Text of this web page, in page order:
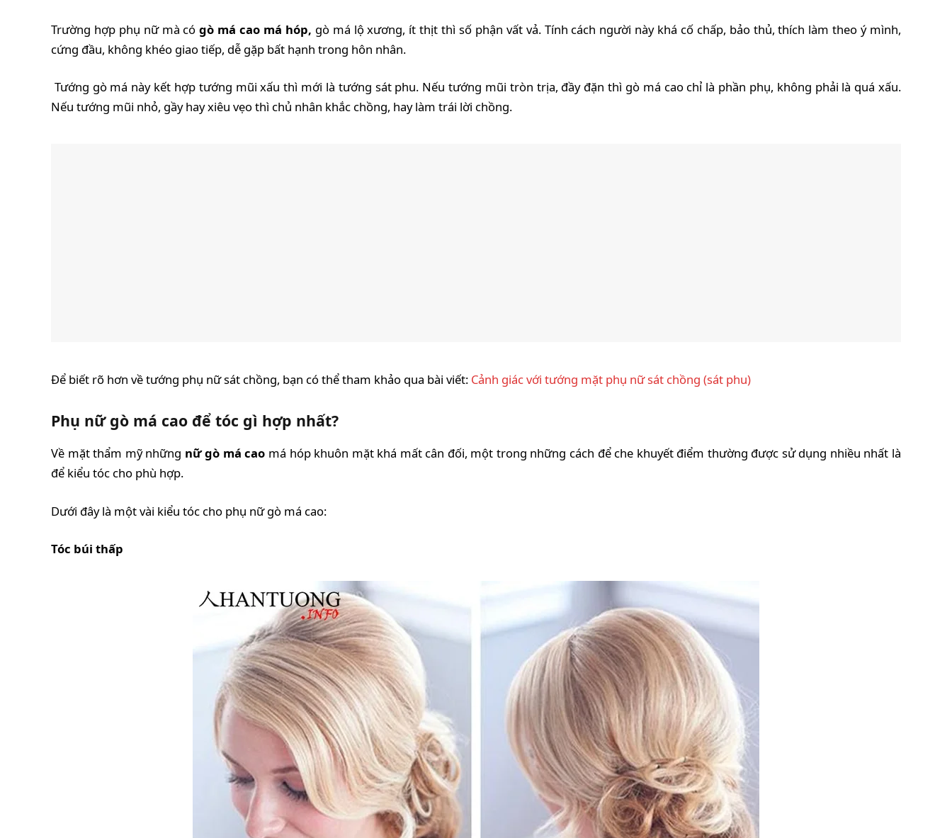
Trường hợp phụ nữ mà cógò má cao má hóp, gò má lộ xương, ít thịt thì số phận vất vả. Tính cách người này khá cố chấp, bảo thủ, thích làm theo ý mình,
cứng đầu, không khéo giao tiếp, dễ gặp bất hạnh trong hôn nhân.
Tướng gò má này kết hợp tướng mũi xấu thì mới là tướng sát phu. Nếu tướng mũi tròn trịa, đầy đặn thì gò má cao chỉ là phần phụ, không phải là quá xấu.
Nếu tướng mũi nhỏ, gầy hay xiêu vẹo thì chủ nhân khắc chồng, hay làm trái lời chồng.
Để biết rõ hơn về tướng phụ nữ sát chồng, bạn có thể tham khảo qua bài viết: Cảnh giác với tướng mặt phụ nữ sát chồng (sát phu)
Phụ nữ gò má cao để tóc gì hợp nhất?
Về mặt thẩm mỹ những nữ gò má cao má hóp khuôn mặt khá mất cân đối, một trong những cách để che khuyết điểm thường được sử dụng nhiều nhất là
để kiểu tóc cho phù hợp.
Dưới đây là một vài kiểu tóc cho phụ nữ gò má cao:
Tóc búi thấp